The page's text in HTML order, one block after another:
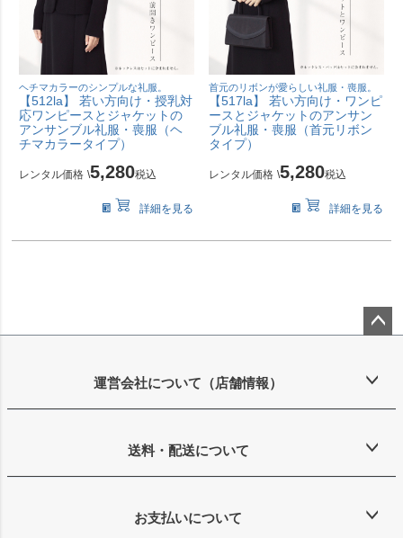
ヘチマカラーのシンプルな礼服。
【512la】 若い方向け・授乳対
応ワンピースとジャケットの
アンサンブル礼服・喪服（ヘ
チマカラータイプ）
レンタル価格 \5,280税込
詳細を見る
首元のリボンが愛らしい礼服・喪服。
【517la】 若い方向け・ワンピ
ースとジャケットのアンサン
ブル礼服・喪服（首元リボン
タイプ）
レンタル価格 \5,280税込
詳細を見る
ップ
運営会社について（店舗情報）
送料・配送について
お支払いについて